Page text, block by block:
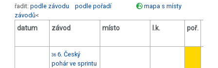
řadit: podle závodu podle pořadí
mapa s místy
závodů<
datum závod místo l.k. poř.
36 6. Český
pohár ve sprintu